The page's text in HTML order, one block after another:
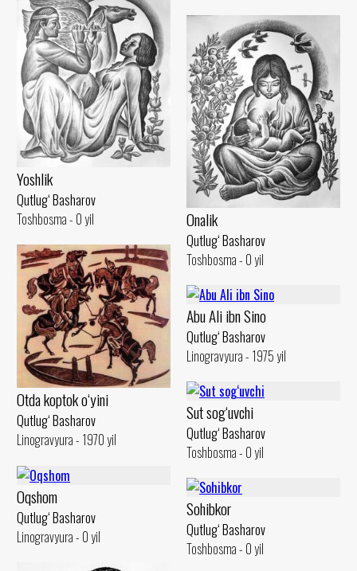
Yoshlik
Qutlug‘ Basharov
Toshbosma - 0 yil
Onalik
Qutlug‘ Basharov
Toshbosma - 0 yil
Otda koptok o‘yini
Qutlug‘ Basharov
Linogravyura - 1970 yil
Abu Ali ibn Sino
Qutlug‘ Basharov
Linogravyura - 1975 yil
Sut sog‘uvchi
Qutlug‘ Basharov
Toshbosma - 0 yil
Oqshom
Qutlug‘ Basharov
Linogravyura - 0 yil
Sohibkor
Qutlug‘ Basharov
Toshbosma - 0 yil